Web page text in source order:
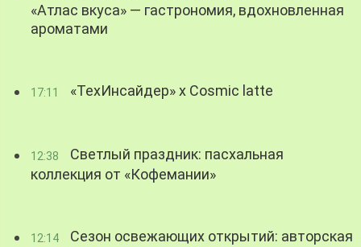
«Атлас вкуса» — гастрономия, вдохновленная
ароматами
17:11 «ТехИнсайдер» х Cosmic latte
12:38
Светлый праздник: пасхальная
коллекция от «Кофемании»
12:14
Сезон освежающих открытий: авторская